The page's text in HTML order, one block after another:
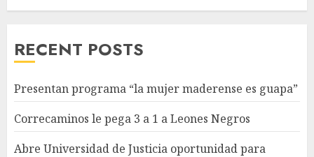
RECENT POSTS
Presentan programa “la mujer maderense es guapa”
Correcaminos le pega 3 a 1 a Leones Negros
Abre Universidad de Justicia oportunidad para